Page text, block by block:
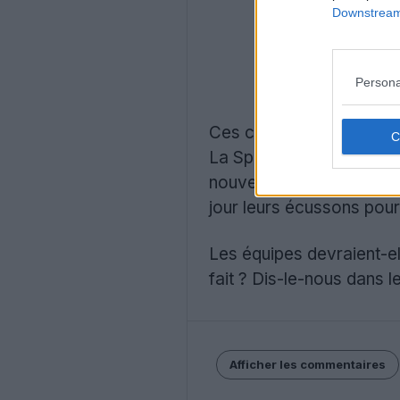
Ces changements de
La Spezia, Côme,
nouveaux logos de
jour leurs écussons
Les équipes devraient-
fait ? Dis-le-nous dans
Afficher les commentaires